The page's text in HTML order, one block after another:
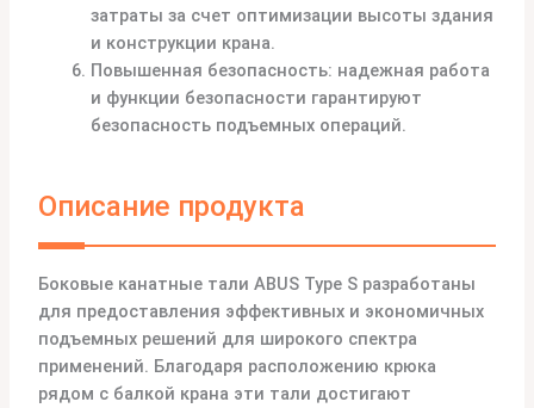
затраты за счет оптимизации высоты здания
и конструкции крана.
Повышенная безопасность: надежная работа
и функции безопасности гарантируют
безопасность подъемных операций.
Описание продукта
Боковые канатные тали ABUS Type S разработаны
для предоставления эффективных и экономичных
подъемных решений для широкого спектра
применений. Благодаря расположению крюка
рядом с балкой крана эти тали достигают